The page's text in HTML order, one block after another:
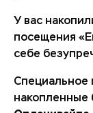
У вас
посещения
себе
Специальное
накопленные